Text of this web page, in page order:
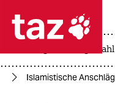
 taz
Islamistische